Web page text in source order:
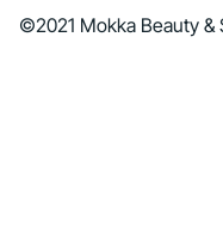
©2021 Mokka Beauty &